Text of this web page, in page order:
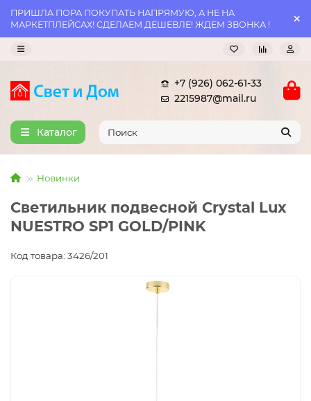
ПРИШЛА ПОРА ПОКУПАТЬ НАПРЯМУЮ, А НЕ НА
МАРКЕТПЛЕЙСАХ! СДЕЛАЕМ ДЕШЕВЛЕ! ЖДЕМ ЗВОНКА !
+7 (926) 062-61-33
2215987@mail.ru
Каталог
Новинки
Светильник подвесной Crystal Lux
NUESTRO SP1 GOLD/PINK
Код товара: 3426/201